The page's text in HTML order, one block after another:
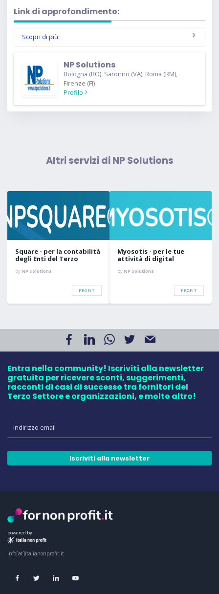
Link di approfondimento:
Scopri di più:
NP Solutions
Bologna (BO), Saronno (VA), Roma (RM),
Firenze (FI)
Profilo
Altri servizi di NP Solutions
Square - per la contabilità
degli Enti del Terzo
byNP Solutions
PROFIT
Myosotis - per le tue
attività di digital
byNP Solutions
PROFIT
Entra nella community! Iscriviti alla newsletter
gratuita per ricevere sconti, suggerimenti,
racconti di casi di successo tra fornitori del
Terzo Settore e organizzazioni, e molto altro!
Iscriviti alla newsletter
powered by
info[at]italianonprofit.it